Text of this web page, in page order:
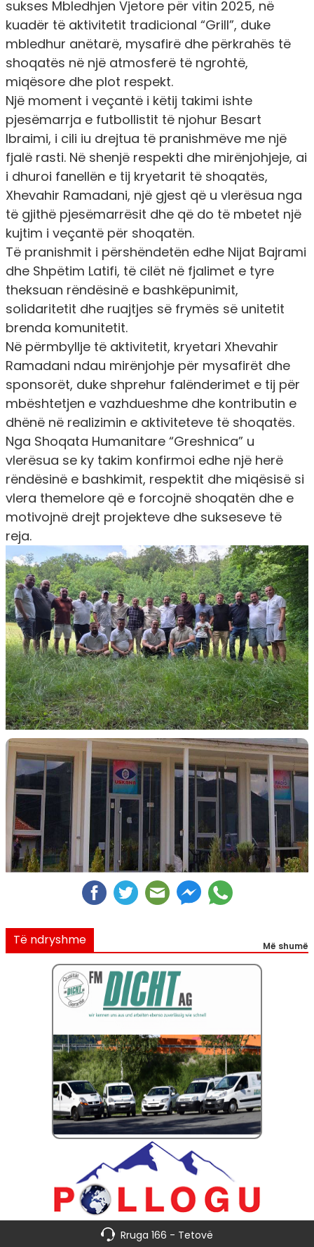
sukses Mbledhjen Vjetore për vitin 2025, në
kuadër të aktivitetit tradicional “Grill”, duke
mbledhur anëtarë, mysafirë dhe përkrahës të
shoqatës në një atmosferë të ngrohtë,
miqësore dhe plot respekt.
Një moment i veçantë i këtij takimi ishte
pjesëmarrja e futbollistit të njohur Besart
Ibraimi, i cili iu drejtua të pranishmëve me një
fjalë rasti. Në shenjë respekti dhe mirënjohjeje, ai
i dhuroi fanellën e tij kryetarit të shoqatës,
Xhevahir Ramadani, një gjest që u vlerësua nga
të gjithë pjesëmarrësit dhe që do të mbetet një
kujtim i veçantë për shoqatën.
Të pranishmit i përshëndetën edhe Nijat Bajrami
dhe Shpëtim Latifi, të cilët në fjalimet e tyre
theksuan rëndësinë e bashkëpunimit,
solidaritetit dhe ruajtjes së frymës së unitetit
brenda komunitetit.
Në përmbyllje të aktivitetit, kryetari Xhevahir
Ramadani ndau mirënjohje për mysafirët dhe
sponsorët, duke shprehur falënderimet e tij për
mbështetjen e vazhdueshme dhe kontributin e
dhënë në realizimin e aktiviteteve të shoqatës.
Nga Shoqata Humanitare “Greshnica” u
vlerësua se ky takim konfirmoi edhe një herë
rëndësinë e bashkimit, respektit dhe miqësisë si
vlera themelore që e forcojnë shoqatën dhe e
motivojnë drejt projekteve dhe sukseseve të
reja.
Të ndryshme Më shumë
Rruga 166 - Tetovë